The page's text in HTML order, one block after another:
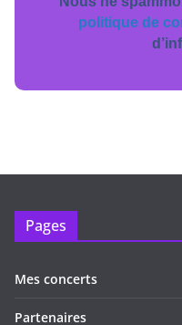
politique de
Pages
Mes concerts
Partenaires